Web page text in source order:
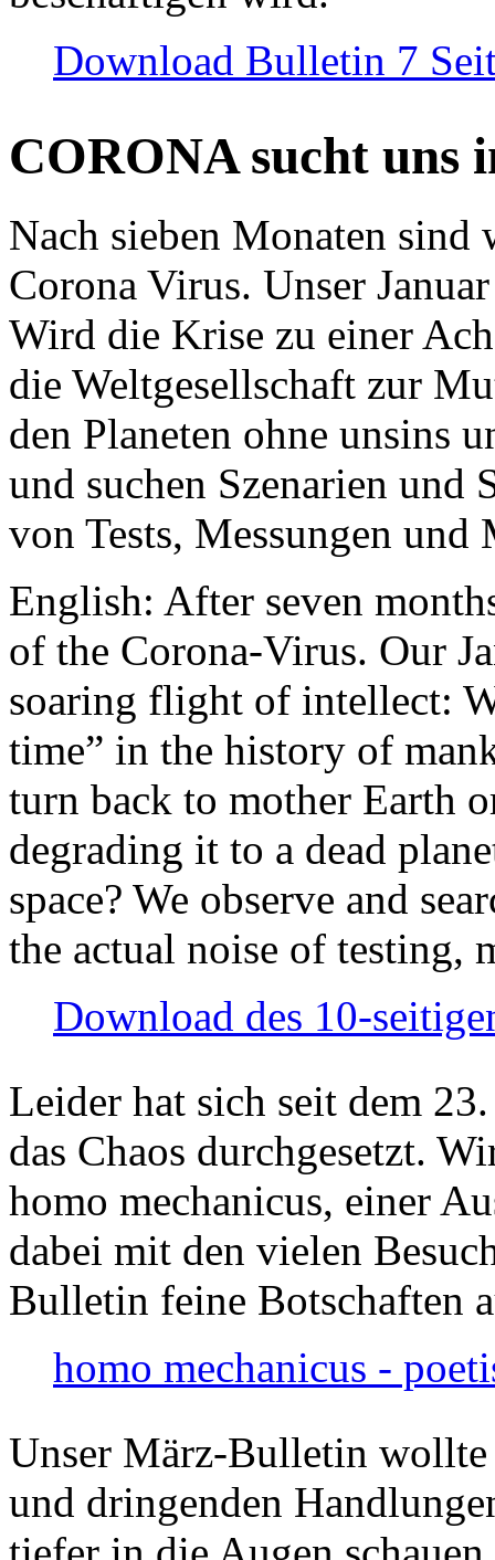
Download Bulletin 7
CORONA sucht uns
Nach sieben Monaten
Corona Virus. Unser
Wird die Krise zu einer
die Weltgesellschaft zur
den Planeten ohne unsins
und suchen Szenarien und
von Tests, Messungen und
English: After seven
of the Corona-Virus. Our
soaring flight of intellect:
time” in the history of
turn back to mother Earth
degrading it to a dead
space? We observe and
the actual noise of testing,
Download des 10-
Leider hat sich seit dem
das Chaos durchgesetzt.
homo mechanicus, einer
dabei mit den vielen
Bulletin feine Botschaften
homo mechanicus -
Unser März-Bulletin
und dringenden